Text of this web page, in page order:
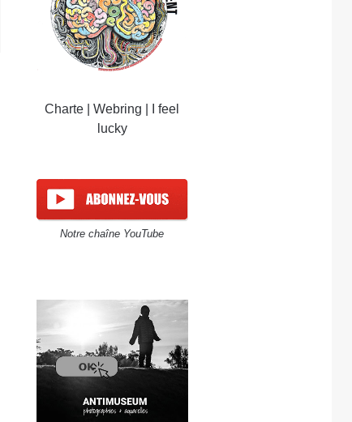
Charte |Webring
I feel
lucky
Notre chaîne YouTube